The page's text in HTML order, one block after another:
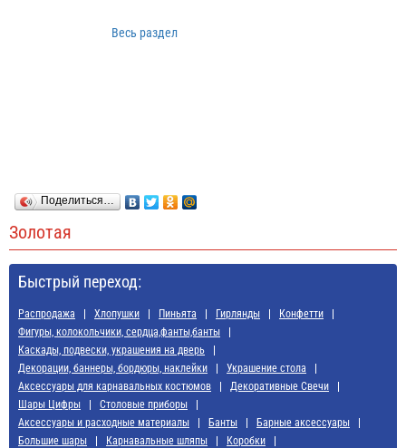
Весь раздел
Поделиться…
Золотая
Быстрый переход:
Распродажа Хлопушки Пиньята Гирлянды
Конфетти
Фигуры, колокольчики, сердца,фанты,банты
Каскады, подвески, украшения на дверь
Декорации, баннеры, бордюры, наклейки
Украшение стола
Аксессуары для карнавальных костюмов
Декоративные Свечи
Шары Цифры
Cтоловые приборы
Аксессуары и расходные материалы
Банты
Барные аксессуары
Большие шары
Карнавальные шляпы
Коробки